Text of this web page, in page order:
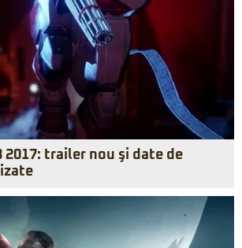
2017: trailer nou şi date de